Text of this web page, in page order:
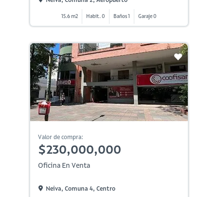
15.6 m2 Habit. 0 Baños 1 Garaje 0
Valor de compra:
$230,000,000
Oficina En Venta
Neiva, Comuna 4, Centro